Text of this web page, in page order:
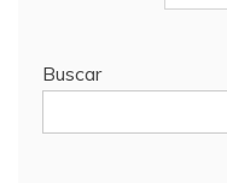
Buscar